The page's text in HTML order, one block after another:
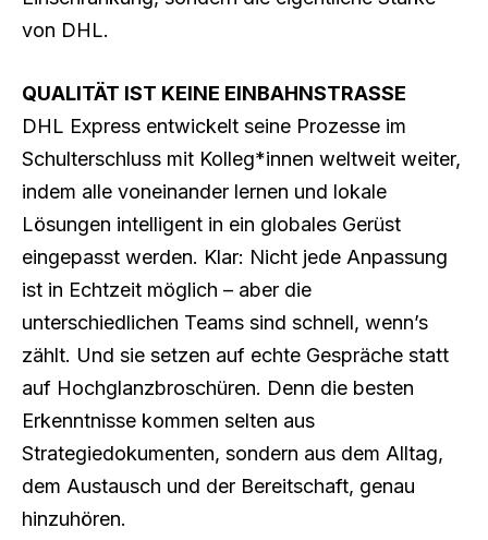
von DHL.
QUALITÄT IST KEINE EINBAHNSTRASSE
DHL Express entwickelt seine Prozesse im
Schulterschluss mit Kolleg*innen weltweit weiter,
indem alle voneinander lernen und lokale
Lösungen intelligent in ein globales Gerüst
eingepasst werden. Klar: Nicht jede Anpassung
ist in Echtzeit möglich – aber die
unterschiedlichen Teams sind schnell, wenn’s
zählt. Und sie setzen auf echte Gespräche statt
auf Hochglanzbroschüren. Denn die besten
Erkenntnisse kommen selten aus
Strategiedokumenten, sondern aus dem Alltag,
dem Austausch und der Bereitschaft, genau
hinzuhören.